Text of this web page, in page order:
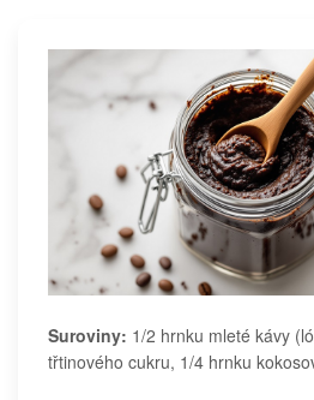
Suroviny: 1/2 hrnku mleté kávy
třtinového cukru, 1/4 hrnku